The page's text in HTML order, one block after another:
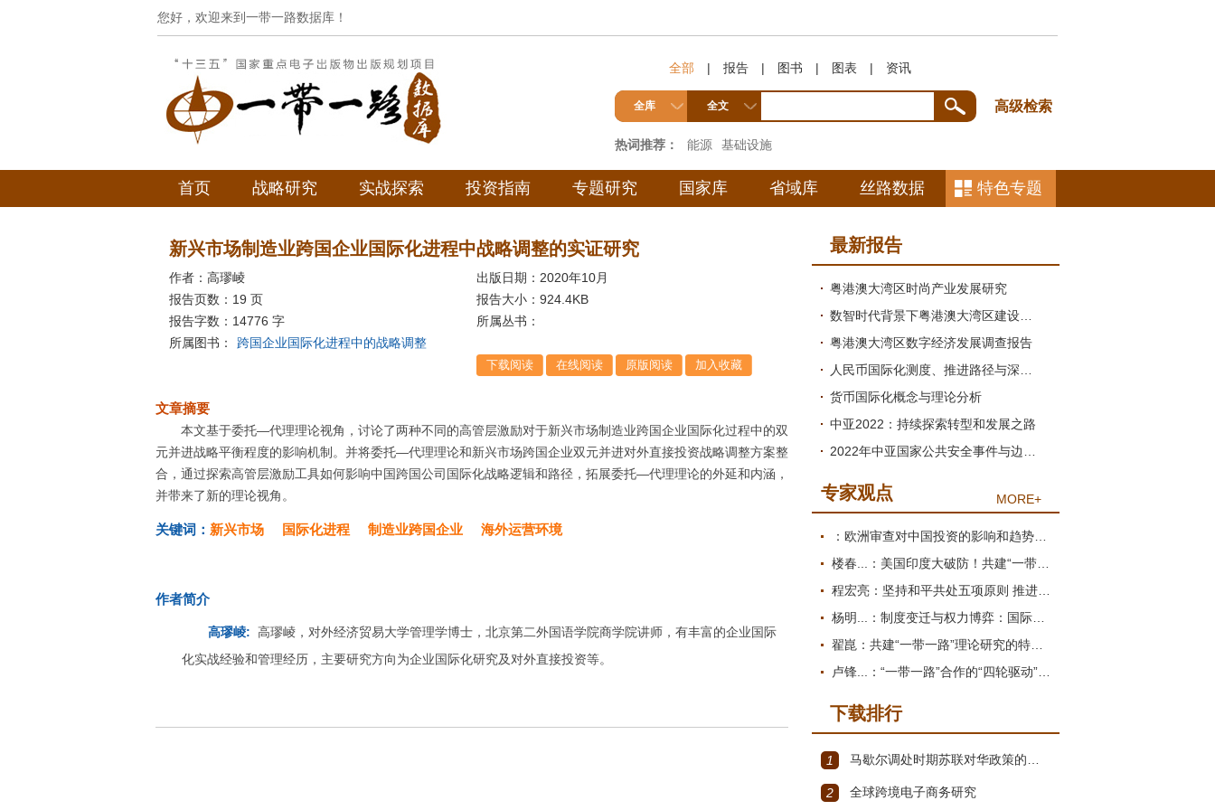
您好，欢迎来到一带一路数据库！
全部 | 报告 | 图书 | 图表 | 资讯
全库 全文 高级检索
热词推荐： 能源 基础设施
首页 战略研究 实战探索 投资指南 专题研究 国家库 省域库 丝路数据 特色专题
新兴市场制造业跨国企业国际化进程中战略调整的实证研究
作者：高璆崚
出版日期：2020年10月
报告页数：19 页
报告大小： 924.4KB
报告字数：14776 字
所属丛书：
所属图书：
跨国企业国际化进程中的战略调整
文章摘要
本文基于委托—代理理论视角，讨论了两种不同的高管层激励对于新兴市场制造业跨国企业国际化过程中的双
元并进战略平衡程度的影响机制。并将委托—代理理论和新兴市场跨国企业双元并进对外直接投资战略调整方案整
合，通过探索高管层激励工具如何影响中国跨国公司国际化战略逻辑和路径，拓展委托—代理理论的外延和内涵，
并带来了新的理论视角。
关键词： 新兴市场 国际化进程 制造业跨国企业 海外运营环境
作者简介
高璆崚: 高璆崚，对外经济贸易大学管理学博士，北京第二外国语学院商学院讲师，有丰富的企业国际
化实战经验和管理经历，主要研究方向为企业国际化研究及对外直接投资等。
最新报告
粤港澳大湾区时尚产业发展研究
粤港澳大湾区数字经济发展调查报告
货币国际化概念与理论分析
中亚2022：持续探索转型和发展之路
专家观点 MORE+
下载排行
1 马歇尔调处时期苏联对华政策的演变（1945年12月～1947年1月）
2 全球跨境电子商务研究